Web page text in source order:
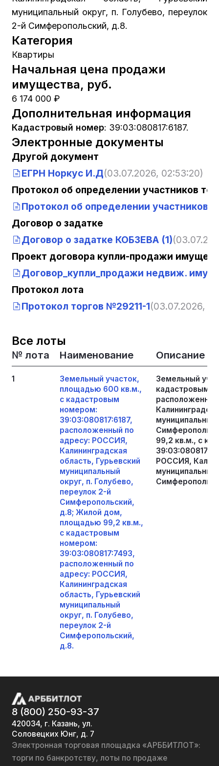
муниципальный округ, п. Голубево, переулок
2-й Симферопольский, д.8.
Категория
Квартиры
Начальная цена продажи
имущества, руб.
6 174 000 ₽
Дополнительная информация
Кадастровый номер: 39:03:080817:6187.
Электронные документы
Другой документ
ЕГРН Норкус И.Д(03.07.2026, 02:53:20)
Протокол об определении участников
Протокол об определении участников
Договор о задатке
Договор о задатке КОБЗЕВА (1)
Проект договора купли-продажи
Договор_купли_продажи недвиж. имущ
Протокол лота
Протокол торгов №29211-1(03.07.2026,
Все лоты
№ лота Наименование Описание
1
Земельный участок,
площадью 600 кв.м.,
с кадастровым
номером:
39:03:080817:6187,
расположенный по
адресу: РОССИЯ,
Калининградская
область, Гурьевский
муниципальный
округ, п. Голубево,
переулок 2-й
Симферопольский,
д.8; Жилой дом,
площадью 99,2 кв.м.,
с кадастровым
номером:
39:03:080817:7493,
расположенный по
адресу: РОССИЯ,
Калининградская
область, Гурьевский
муниципальный
округ, п. Голубево,
переулок 2-й
Симферопольский,
д.8.
Земельный
кадастровым
муниципальный
99,2 кв.м., с
РОССИЯ,
муниципальный
8 (800) 250-93-37
420034, г. Казань, ул.
Соловецких Юнг, д. 7
Электронная торговая площадка «АРББИТЛОТ»:
торги по банкротству, лоты по продаже